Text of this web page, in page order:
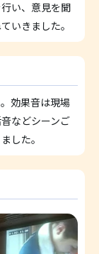
い、意見を聞
いきました。
効果音は現場
などシーンご
した。